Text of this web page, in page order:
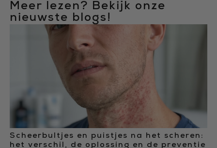
Meer lezen? Bekijk onze
nieuwste blogs!
Scheerbultjes en puistjes na het scheren:
het verschil, de oplossing en de preventie